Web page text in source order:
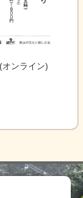
オンライン)